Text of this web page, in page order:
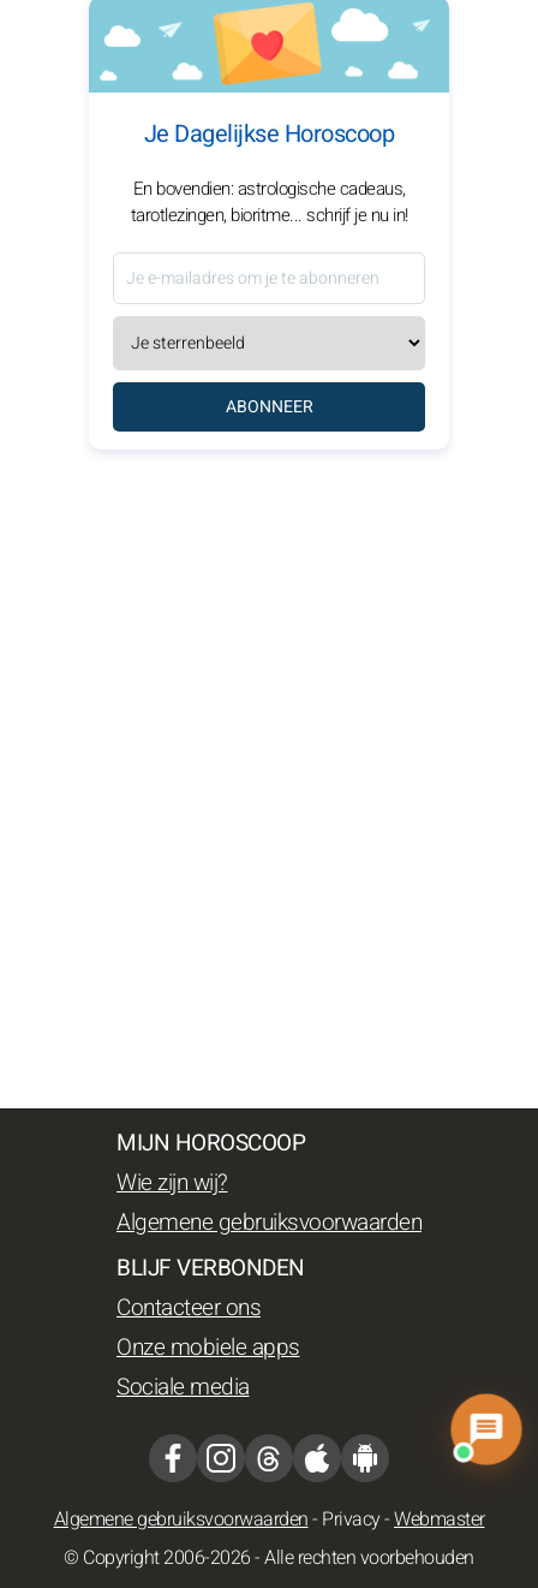
Je Dagelijkse Horoscoop
En bovendien: astrologische cadeaus,
tarotlezingen, bioritme... schrijf je nu in!
ABONNEER
MIJN HOROSCOOP
Wie zijn wij?
Algemene gebruiksvoorwaarden
BLIJF VERBONDEN
Contacteer ons
Onze mobiele apps
Sociale media
Algemene gebruiksvoorwaarden- Privacy-Webmaster
© Copyright 2006-2026 - Alle rechten voorbehouden